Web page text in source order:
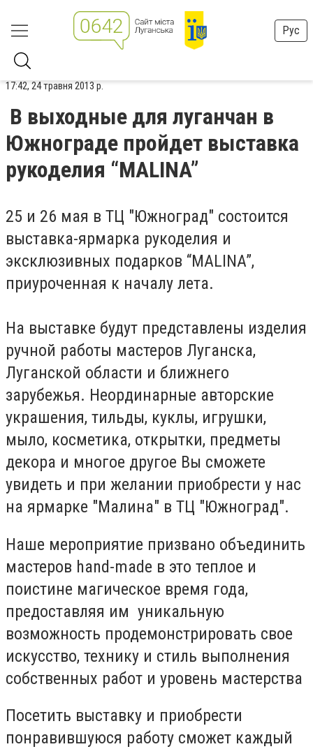
Рус
17:42, 24 травня 2013 р.
В выходные для луганчан в
Южнограде пройдет выставка
рукоделия “MALINA”
25 и 26 мая в ТЦ "Южноград" состоится
выставка-ярмарка рукоделия и
эксклюзивных подарков “MALINA”,
приуроченная к началу лета.
На выставке будут представлены изделия
ручной работы мастеров Луганска,
Луганской области и ближнего
зарубежья. Неординарные авторские
украшения, тильды, куклы, игрушки,
мыло, косметика, открытки, предметы
декора и многое другое Вы сможете
увидеть и при желании приобрести у нас
на ярмарке "Малина" в ТЦ "Южноград".
Наше мероприятие призвано объединить
мастеров hand-made в это теплое и
поистине магическое время года,
предоставляя им уникальную
возможность продемонстрировать свое
искусство, технику и стиль выполнения
собственных работ и уровень мастерства
Посетить выставку и приобрести
понравившуюся работу сможет каждый